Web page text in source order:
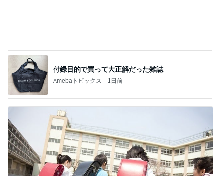
付録目的で買って大正解だった雑誌
Amebaトピックス 1日前